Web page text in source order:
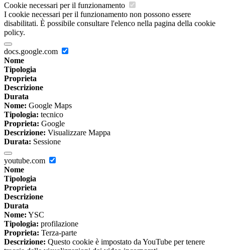
Cookie necessari per il funzionamento
I cookie necessari per il funzionamento non possono essere
disabilitati. È possibile consultare l'elenco nella pagina della cookie
policy.
docs.google.com
Nome
Tipologia
Proprieta
Descrizione
Durata
Nome: Google Maps
Tipologia: tecnico
Proprieta: Google
Descrizione: Visualizzare Mappa
Durata: Sessione
youtube.com
Nome
Tipologia
Proprieta
Descrizione
Durata
Nome: YSC
Tipologia: profilazione
Proprieta: Terza-parte
Descrizione: Questo cookie è impostato da YouTube per tenere